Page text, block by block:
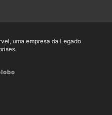
uma empresa da Legado